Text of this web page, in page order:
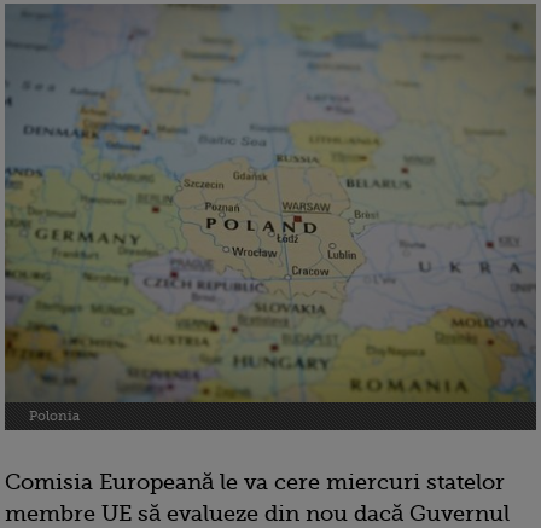
Polonia
Comisia Europeană le va cere miercuri statelor
membre UE să evalueze din nou dacă Guvernul